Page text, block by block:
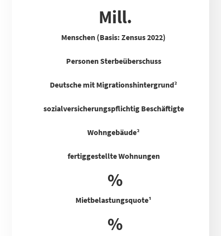
Mill.
Menschen (Basis: Zensus 2022)
Personen Sterbeüberschuss
Deutsche mit Migrationshintergrund²
sozialversicherungspflichtig Beschäftigte
Wohngebäude²
fertiggestellte Wohnungen
%
Mietbelastungsquote¹
%